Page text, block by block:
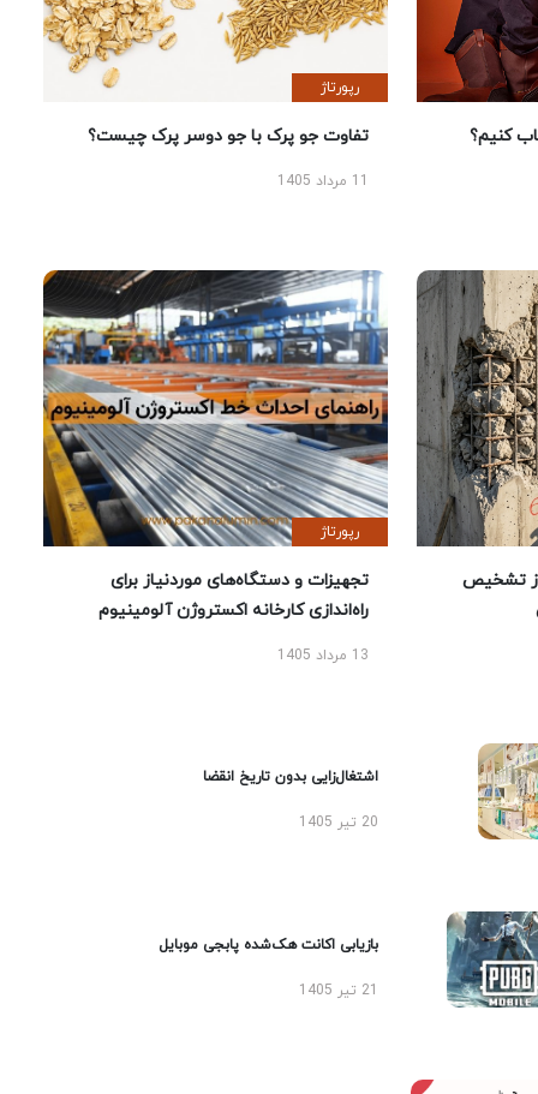
کنیم؟
رپورتاژ
تفاوت جو پرک با جو دوسر پرک چیست؟
تشخیص
رپورتاژ
تجهیزات و دستگاه‌های موردنیاز برای
راه‌اندازی کارخانه اکستروژن آلومینیوم
13 مرداد 1405
اشتغال‌زایی بدون تاریخ انقضا
20 تیر 1405
بازیابی اکانت هک‌شده پابجی موبایل